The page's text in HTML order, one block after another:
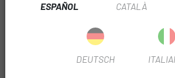
Kit de cubierta de transición de
Cubierta de transición del vástago del
inferior Tarmac SL7 para enrutamiento
ESPAÑOL CATALÀ
DEUTSCH